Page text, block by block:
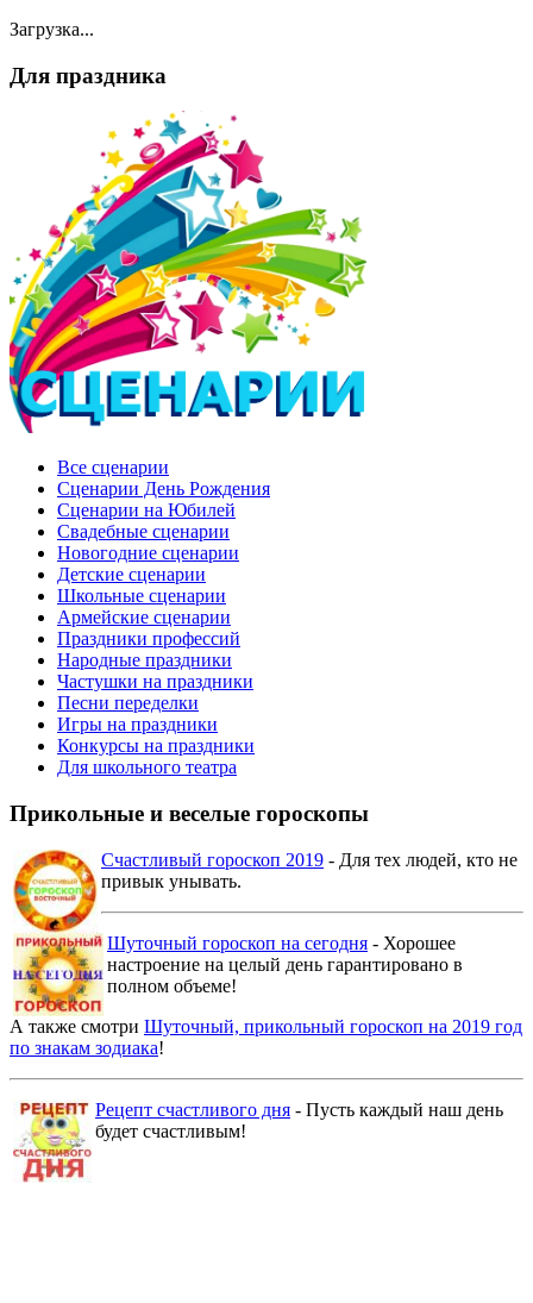
Загрузка...
Для праздника
Все сценарии
Сценарии День Рождения
Сценарии на Юбилей
Свадебные сценарии
Новогодние сценарии
Детские сценарии
Школьные сценарии
Армейские сценарии
Праздники профессий
Народные праздники
Частушки на праздники
Песни переделки
Игры на праздники
Конкурсы на праздники
Для школьного театра
Прикольные и веселые гороскопы
Счастливый гороскоп 2019 - Для тех людей, кто не
привык унывать.
Шуточный гороскоп на сегодня - Хорошее
настроение на целый день гарантировано в
полном объеме!
А также смотри Шуточный, прикольный гороскоп на 2019 год
по знакам зодиака!
Рецепт счастливого дня - Пусть каждый наш день
будет счастливым!